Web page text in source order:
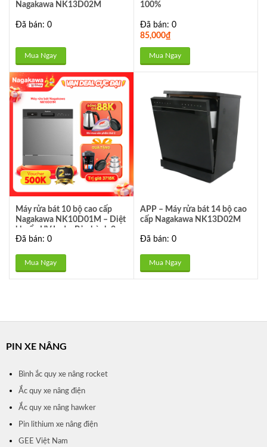
Nagakawa NK13D02M
Đã bán: 0
Mua Ngay
100%
Đã bán: 0
85,000₫
Mua Ngay
Máy rửa bát 10 bộ cao cấp
Nagakawa NK10D01M – Diệt
khuẩn UV Led – Bảo hành 2
năm
Đã bán: 0
Mua Ngay
APP – Máy rửa bát 14 bộ cao
cấp Nagakawa NK13D02M
Đã bán: 0
Mua Ngay
PIN XE NÂNG
Bình ắc quy xe nâng rocket
Ắc quy xe nâng điện
Ắc quy xe nâng hawker
Pin lithium xe nâng điện
GEE Việt Nam